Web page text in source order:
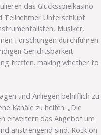
das Glücksspielkasino
Teilnehmer Unterschlupf
Musiker,
Forschungen durchführen
Gerichtsbarkeit
treffen. making whether to
und Anliegen behilflich zu
Kanäle zu helfen. „Die
erweitern das Angebot um
anstrengend sind. Rock on